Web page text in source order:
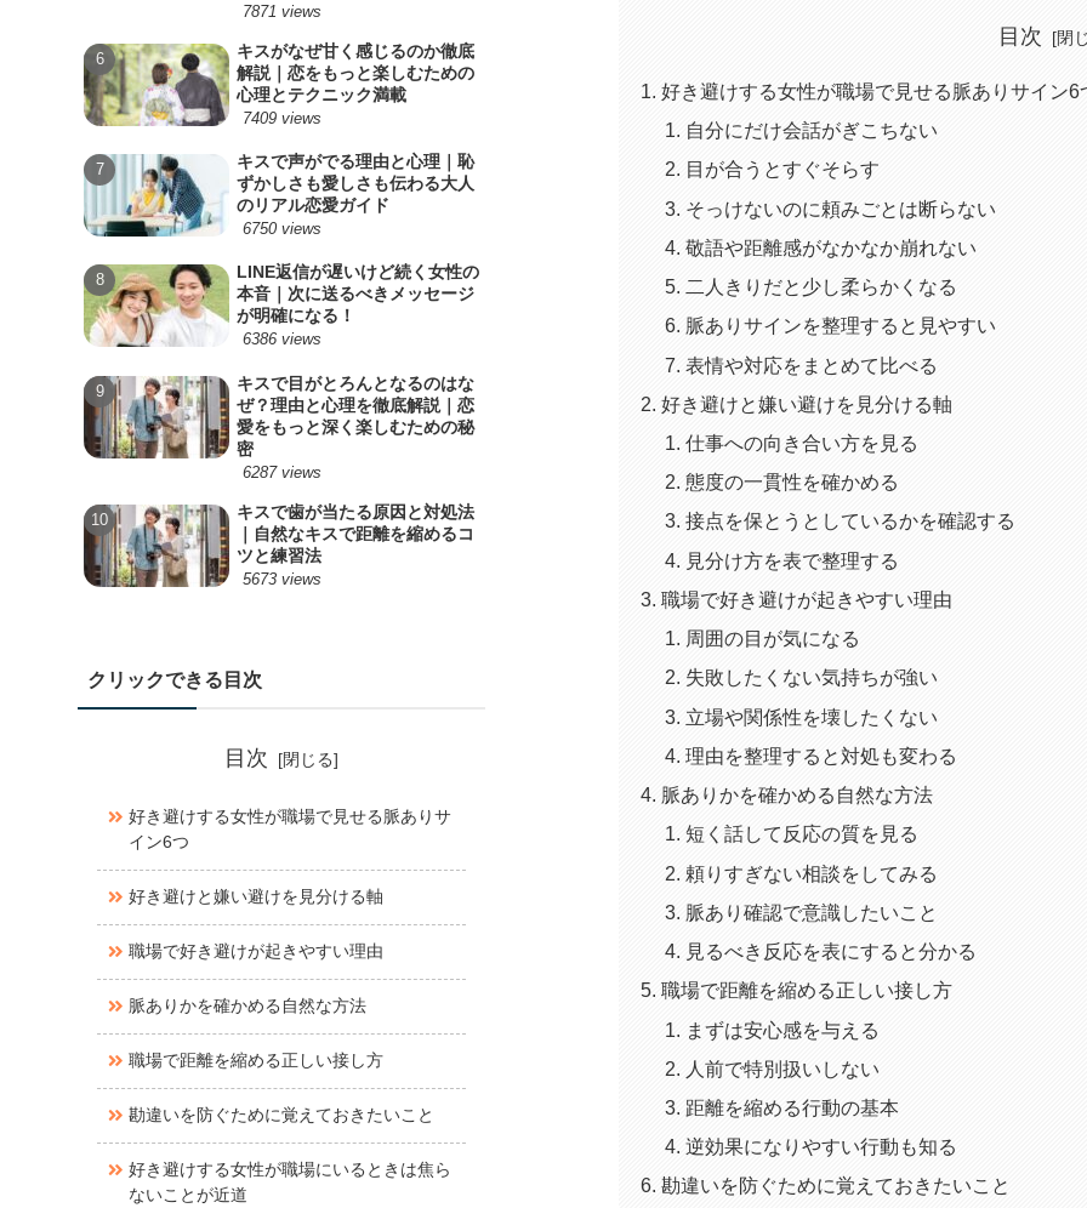
目次
好き避けする女性が職場で見せる脈ありサイン6
自分にだけ会話がぎこちない
目が合うとすぐそらす
そっけないのに頼みごとは断らない
敬語や距離感がなかなか崩れない
二人きりだと少し柔らかくなる
脈ありサインを整理すると見やすい
表情や対応をまとめて比べる
好き避けと嫌い避けを見分ける軸
仕事への向き合い方を見る
態度の一貫性を確かめる
接点を保とうとしているかを確認する
見分け方を表で整理する
職場で好き避けが起きやすい理由
周囲の目が気になる
失敗したくない気持ちが強い
立場や関係性を壊したくない
理由を整理すると対処も変わる
脈ありかを確かめる自然な方法
短く話して反応の質を見る
頼りすぎない相談をしてみる
脈あり確認で意識したいこと
見るべき反応を表にすると分かる
職場で距離を縮める正しい接し方
まずは安心感を与える
人前で特別扱いしない
距離を縮める行動の基本
逆効果になりやすい行動も知る
勘違いを防ぐために覚えておきたいこと
7871 views
キスがなぜ甘く感じるのか徹底
解説｜恋をもっと楽しむための
心理とテクニック満載
7409 views
キスで声がでる理由と心理｜恥
ずかしさも愛しさも伝わる大人
のリアル恋愛ガイド
6750 views
LINE返信が遅いけど続く女性の
本音｜次に送るべきメッセージ
が明確になる！
6386 views
キスで目がとろんとなるのはな
ぜ？理由と心理を徹底解説｜恋
愛をもっと深く楽しむための秘
密
6287 views
キスで歯が当たる原因と対処法
｜自然なキスで距離を縮めるコ
ツと練習法
5673 views
クリックできる目次
目次
好き避けする女性が職場で見せる脈ありサ
イン6つ
好き避けと嫌い避けを見分ける軸
職場で好き避けが起きやすい理由
脈ありかを確かめる自然な方法
職場で距離を縮める正しい接し方
勘違いを防ぐために覚えておきたいこと
好き避けする女性が職場にいるときは焦ら
ないことが近道